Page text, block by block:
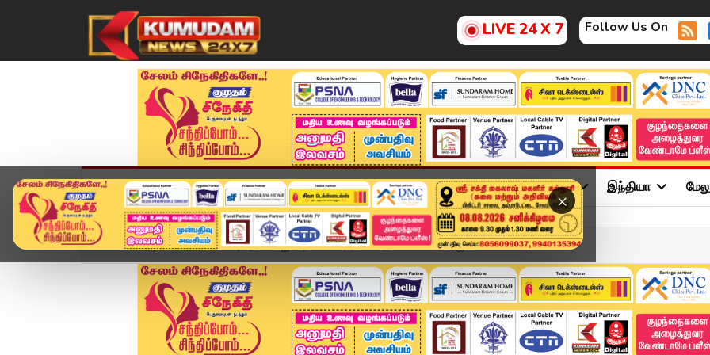
LIVE 24 X 7 Follow Us On
×
முகப்பு விளையாட்டு அண்மை தமிழ்நாடு சினிமா அரசியல் விளையாட்டு இந்தியா
Home வீடியோ ஸ்டோரி டிஆர்பி. ராஜா தோல்வி... தற்போதைய MLA காமராஜ் உர...